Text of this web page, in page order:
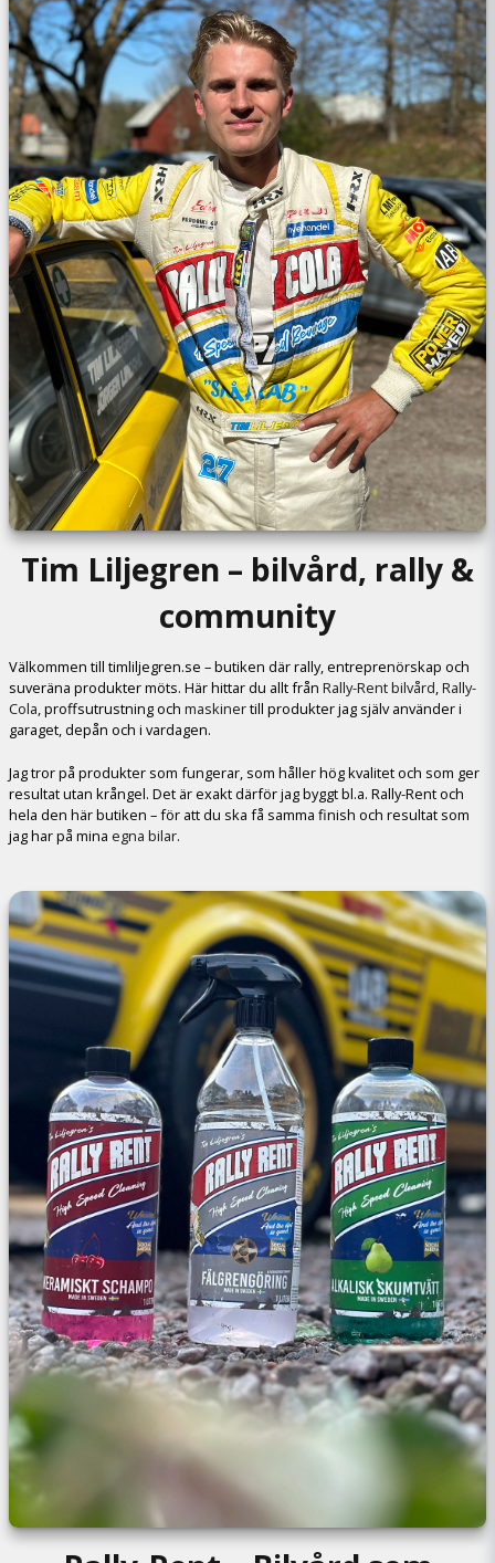
Tim Liljegren – bilvård, rally &
community
Välkommen till timliljegren.se – butiken där rally, entreprenörskap och
suveräna produkter möts. Här hittar du allt från Rally-Rent bilvård,Rally-
Cola, proffsutrustning och maskinertill produkter jag själv använder i
garaget, depån och i vardagen.
Jag tror på produkter som fungerar, som håller hög kvalitet och som ger
resultat utan krångel. Det är exakt därför jag byggt bl.a. Rally-Rent och
hela den här butiken – för att du ska få samma finish och resultat som
jag har på mina egna bilar.